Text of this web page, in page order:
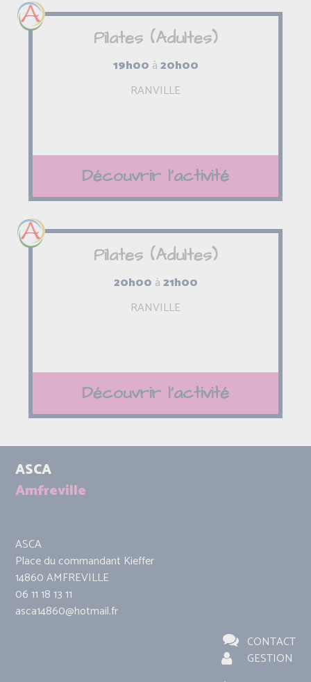
Pilates (Adultes)
19h00 à20h00
RANVILLE
Découvrir l'activité
Pilates (Adultes)
20h00 à21h00
RANVILLE
Découvrir l'activité
ASCA
Amfreville
ASCA
Place du commandant Kieffer
14860 AMFREVILLE
06 11 18 13 11
asca14860@hotmail.fr
CONTACT
GESTION